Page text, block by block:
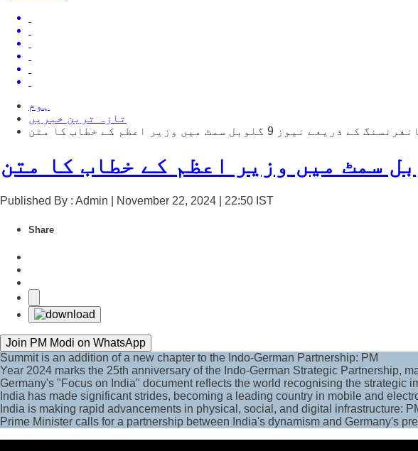
ہوم
تازہ ترین خبریں
ذریعے نیوز 9 گلوبل سمٹ میں وزیر اعظم کے خطاب کا متن
Published By : Admin | November 22, 2024 | 22:50 IST
Share
Join PM Modi on WhatsApp
Summit is an addition of a new chapter to the Indo-German Partnership: PM
Year 2024 marks the 25th anniversary of the Indo-German Strategic Partnership,
Germany's "Focus on India" document reflects the world recognising the strategic
India has made significant strides, becoming a leading country in mobile and
India is making rapid advancements in physical, social, and digital infrastructure:
Prime Minister calls for a partnership between India's dynamism and Germany's